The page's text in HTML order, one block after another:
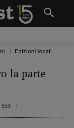
Edizioni locali
la parte
553